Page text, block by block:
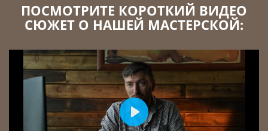
ПОСМОТРИТЕ КОРОТКИЙ ВИДЕО
СЮЖЕТ О НАШЕЙ МАСТЕРСКОЙ:
Play